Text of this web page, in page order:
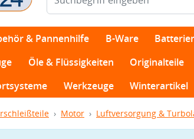
& Pannenhilfe B-Ware
Öle & Flüssigkeiten Originalteile
Werkzeuge Winterartikel
Motor Luftversorgung &